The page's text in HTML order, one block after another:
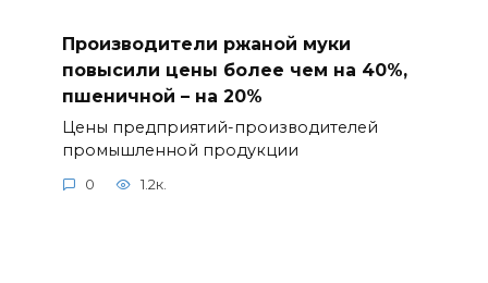
Производители ржаной муки
повысили цены более чем на 40%,
пшеничной – на 20%
Цены предприятий-производителей
промышленной продукции
0 1.2к.